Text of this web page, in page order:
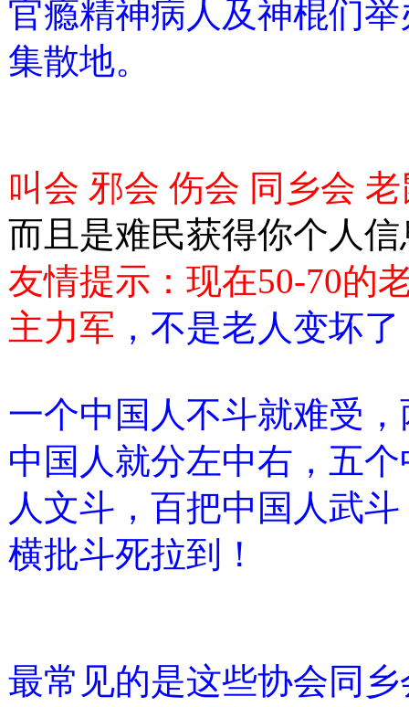
官瘾精神病人及神棍们
集散地。
叫会 邪会 伤会 同乡会
而且是难民获得你个人
友情提示：现在50-70的
主力军 ，不是老人变坏
一个中国人不斗就难受
中国人就分左中右，五
人文斗，百把中国人武
横批斗死拉到！
最常见的是这些协会同